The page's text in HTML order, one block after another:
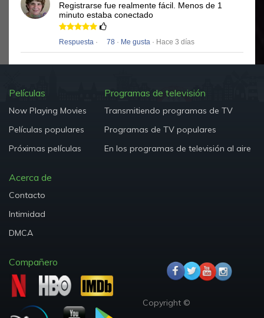
Registrarse fue realmente fácil. Menos de 1
minuto estaba conectado
Respuesta · 78 · Me gusta · Hace 3 días
Películas
Now Playing Movies
Películas populares
Próximas películas
Programas de televisión
Transmitiendo programas de TV
Programas de TV populares
En los programas de televisión al aire
Acerca de
Contacto
Intimidad
DMCA
Compañero
Copyright ©